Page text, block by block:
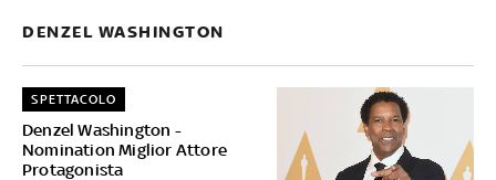
DENZEL WASHINGTON
Denzel Washington -
Nomination Miglior Attore
Protagonista
SPETTACOLO